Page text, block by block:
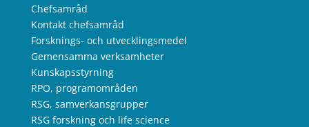
Chefsamråd
Kontakt chefsamråd
Forsknings- och utvecklingsmedel
Gemensamma verksamheter
Kunskapsstyrning
RPO, programområden
RSG, samverkansgrupper
RSG forskning och life science